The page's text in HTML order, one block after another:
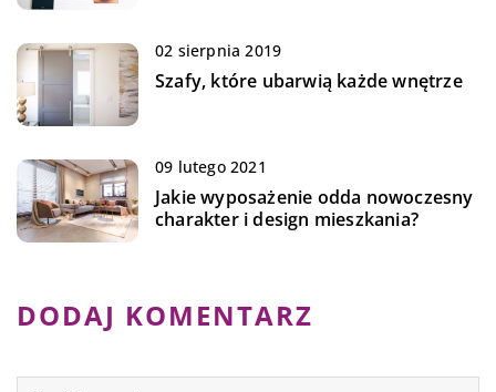
02 sierpnia 2019
Szafy, które ubarwią każde wnętrze
09 lutego 2021
Jakie wyposażenie odda nowoczesny
charakter i design mieszkania?
DODAJ KOMENTARZ